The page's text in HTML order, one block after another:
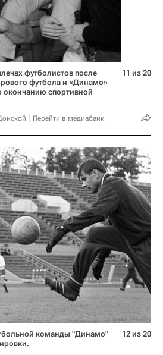
футболистов после
футбола и «Динамо»
спортивной
Перейти в медиабанк
11 из 20
команды "Динамо"
12 из 20